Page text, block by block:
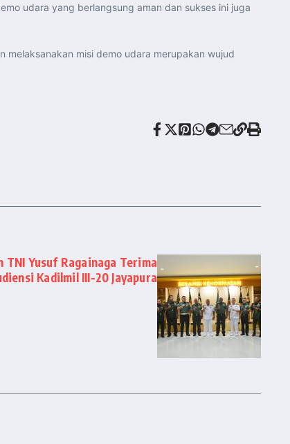
udara yang berlangsung aman dan sukses ini juga
melaksanakan misi demo udara merupakan wujud
TNI Yusuf Ragainaga Terima
Kadilmil III-20 Jayapura